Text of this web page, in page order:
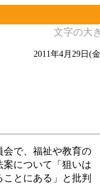
文字の大
2011年4月29日(
で、福祉や教育の
について「狙いは
とにある」と批判